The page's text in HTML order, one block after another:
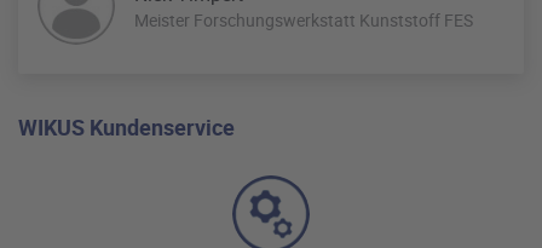
Meister Forschungswerkstatt Kunststoff FES
WIKUS Kundenservice